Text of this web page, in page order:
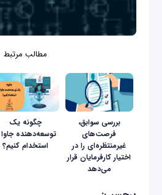
مطالب مرتبط
بررسی سوابق،
فرصت‌های
غیرمنتظره‌ای را در
اختیار کارفرمایان قرار
می‌دهد
چگونه یک
توسعه‌دهنده جاوا
استخدام کنیم؟